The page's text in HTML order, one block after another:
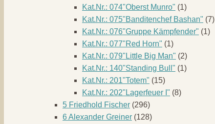
Kat.Nr.: 074"Oberst Munro" (1)
Kat.Nr.: 075"Banditenchef Bashan" (7)
Kat.Nr.: 076"Gruppe Kämpfender" (1)
Kat.Nr.: 077"Red Horn" (1)
Kat.Nr.: 079"Little Big Man" (2)
Kat.Nr.: 140"Standing Bull" (1)
Kat.Nr.: 201"Totem" (15)
Kat.Nr.: 202"Lagerfeuer I" (8)
5 Friedhold Fischer (296)
6 Alexander Greiner (128)